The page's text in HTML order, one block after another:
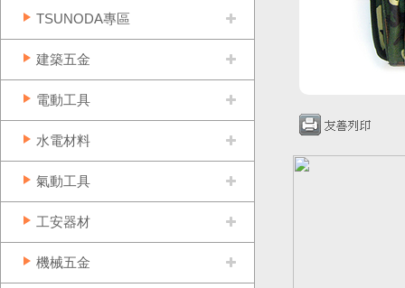
TSUNODA專區
建築五金
電動工具
水電材料
氣動工具
工安器材
機械五金